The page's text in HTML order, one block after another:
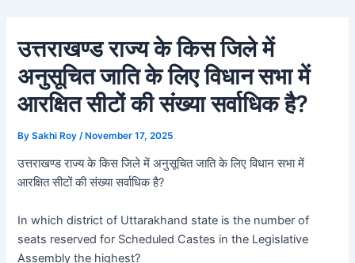
content
उत्तराखण्ड राज्य के किस जिले में
अनुसूचित जाति के लिए विधान सभा में
आरक्षित सीटों की संख्या सर्वाधिक है?
BySakhi Roy /November 17, 2025
उत्तराखण्ड राज्य के किस जिले में अनुसूचित जाति के लिए विधान सभा में
आरक्षित सीटों की संख्या सर्वाधिक है?
In which district of Uttarakhand state is the number of
seats reserved for Scheduled Castes in the Legislative
Assembly the highest?